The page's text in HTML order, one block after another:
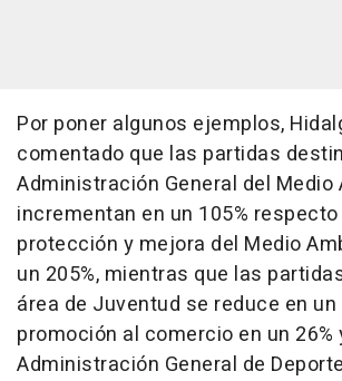
Por poner algunos ejemplos,
comentado que las partidas
Administración General del Medio
incrementan en un 105%
protección y mejora del Medio
un 205%, mientras que las
área de Juventud se reduce en un
promoción al comercio en un 26%
Administración General de